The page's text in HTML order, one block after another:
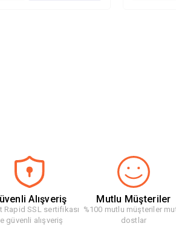
Alışveriş
Rapid SSL sertifikası
güvenli alışveriş
Mutlu Müşteriler
%100 mutlu müşteriler
dostlar